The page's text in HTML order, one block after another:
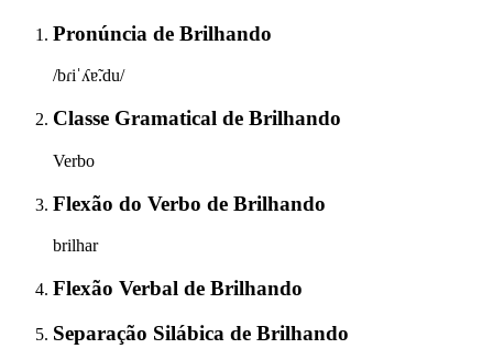
Pronúncia de Brilhando
/bɾiˈʎɐ̃.du/
Classe Gramatical de Brilhando
Verbo
Flexão do Verbo de Brilhando
brilhar
Flexão Verbal de Brilhando
Separação Silábica de Brilhando